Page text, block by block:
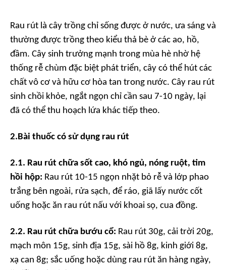
Rau rút là cây trồng chỉ sống được ở nước, ưa sáng và
thường được trồng theo kiểu thả bè ở các ao, hồ,
đầm. Cây sinh trưởng mạnh trong mùa hè nhờ hệ
thống rễ chùm đặc biệt phát triển, cây có thể hút các
chất vô cơ và hữu cơ hòa tan trong nước. Cây rau rút
sinh chồi khỏe, ngắt ngọn chỉ cần sau 7-10 ngày, lại
đã có thể thu hoạch lứa khác tiếp theo.
2. Bài thuốc có sử dụng rau rút
2.1. Rau rút chữa sốt cao, khó ngủ, nóng ruột, tim
hồi hộp: Rau rút 10-15 ngọn nhặt bỏ rễ và lớp phao
trắng bên ngoài, rửa sạch, để ráo, giã lấy nước cốt
uống hoặc ăn rau rút nấu với khoai sọ, cua đồng.
2.2. Rau rút chữa bướu cổ: Rau rút 30g, cải trời 20g,
mạch môn 15g, sinh địa 15g, sài hồ 8g, kinh giới 8g,
xạ can 8g; sắc uống hoặc dùng rau rút ăn hàng ngày,